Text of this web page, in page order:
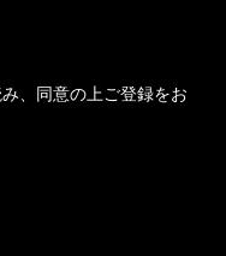
、同意の上ご登録をお